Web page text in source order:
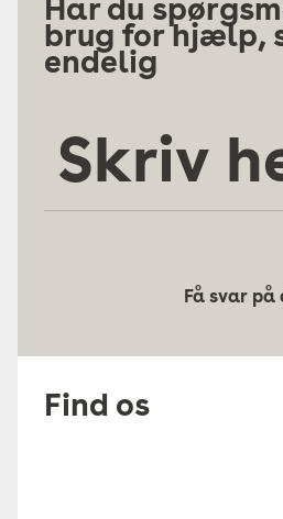
Har du
brug for hjælp,
endelig
her
Få svar
Find os